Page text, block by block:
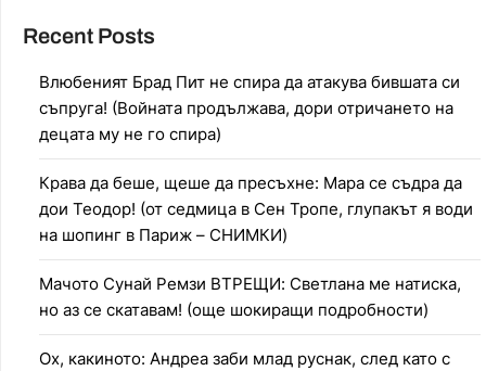
Recent Posts
Влюбеният Брад Пит не спира да атакува бившата си
съпруга! (Войната продължава, дори отричането на
децата му не го спира)
Крава да беше, щеше да пресъхне: Мара се съдра да
дои Теодор! (от седмица в Сен Тропе, глупакът я води
на шопинг в Париж – СНИМКИ)
Мачото Сунай Ремзи ВТРЕЩИ: Светлана ме натиска,
но аз се скатавам! (още шокиращи подробности)
Ох, какиното: Андреа заби млад руснак, след като с